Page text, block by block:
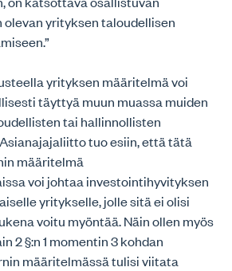
olevan yrityksen taloudellisen
yrityksen määritelmä voi
täyttyä muun muassa muiden
tai hallinnollisten
tuo esiin, että tätä
määritelmä
voi johtaa investointihyvityksen
yritykselle, jolle sitä ei olisi
voitu myöntää. Näin ollen myös
2 §:n 1 momentin 3 kohdan
määritelmässä tulisi viitata